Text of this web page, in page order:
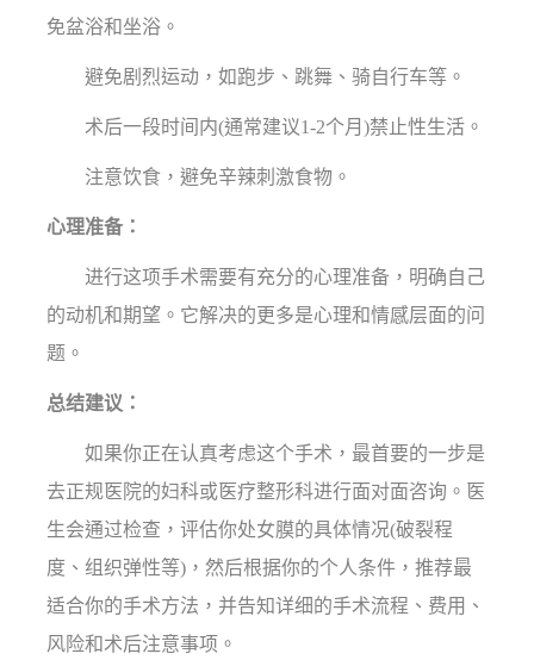
免盆浴和坐浴。
避免剧烈运动，如跑步、跳舞、骑自行车等。
术后一段时间内(通常建议1-2个月)禁止性生活。
注意饮食，避免辛辣刺激食物。
心理准备：
进行这项手术需要有充分的心理准备，明确自己
的动机和期望。它解决的更多是心理和情感层面的问
题。
总结建议：
如果你正在认真考虑这个手术，最首要的一步是
去正规医院的妇科或医疗整形科进行面对面咨询。医
生会通过检查，评估你处女膜的具体情况(破裂程
度、组织弹性等)，然后根据你的个人条件，推荐最
适合你的手术方法，并告知详细的手术流程、费用、
风险和术后注意事项。